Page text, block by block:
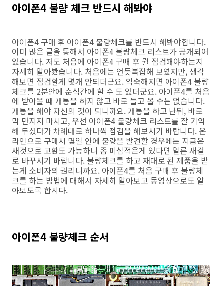
아이폰4 불량 체크 반드시 해봐야
아이폰4 구매 후 아이폰4 불량체크를 반드시 해봐야합니다.
이미 많은 글을 통해서 아이폰4 불량체크 리스트가 공개되어
있습니다. 저도 처음에 아이폰4 구매 후 뭘 점검해야하는지
자세히 알아봤습니다. 처음에는 언듯복잡해 보였지만, 생각
해보면 점검할게 몇개 안되더군요. 익숙해지면 아이폰4 불량
체크를 2분안에 순식간에 할 수 도 있더군요. 아이폰4를 처음
에 받아올 때 개통을 하지 않고 바로 들고 올 수는 없습니다.
개통을 해야 자신의 것이 되니까요. 개통을 하고 난뒤, 바로
막 만지지 마시고, 우선 아이폰4 불량체크 리스트를 잘 기억
해 두셨다가 차례대로 하나씩 점검을 해보시기 바랍니다. 온
라인으로 구매시 몇일 안에 불량을 발견할 경우에는 지금은
새것으로 교환도 가능하니 좀 미심적은게 있다면 얼른 새걸
로 바꾸시기 바랍니다. 불량체크를 하고 재대로 된 제품을 받
는게 소비자의 권리니까요. 아이폰4를 처음 구매 후 불량체
크를 하는 방법에 대해서 자세히 알아보고 동영상으로도 알
아보도록 합시다.
아이폰4 불량체크 순서